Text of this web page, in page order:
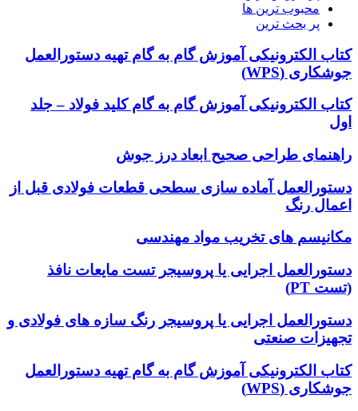
محبوب ترین ها
پر بحث ترین
کتاب الکترونیکی آموزش گام به گام تهیه دستورالعمل
جوشکاری (WPS)
کتاب الکترونیکی آموزش گام به گام کلید فولاد – جلد
اول
راهنمای طراحی صحیح ابعاد درز جوش
دستورالعمل آماده سازی سطحی قطعات فولادی قبل از
اعمال رنگ
مکانیسم های تخریب مواد مهندسی
دستورالعمل اجرایی یا پروسیجر تست مایعات نافذ
(تست PT)
دستورالعمل اجرایی یا پروسیجر رنگ سازه های فولادی و
تجهیزات صنعتی
کتاب الکترونیکی آموزش گام به گام تهیه دستورالعمل
جوشکاری (WPS)